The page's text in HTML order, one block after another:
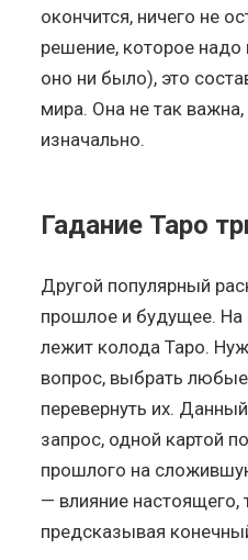
окончится, ничего не
решение, которое
оно ни было), это
мира. Она не так
изначально.
Гадание Таро
Другой популярный
прошлое и будущее.
лежит колода Таро.
вопрос, выбрать
перевернуть их.
запрос, одной картой
прошлого на
— влияние настоящего,
предсказывая